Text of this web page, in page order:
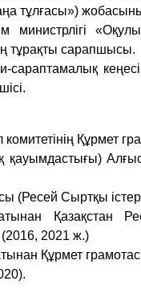
тұлғасы»)
тұрақты сарапшысы.
Құрмет
(Ресей Сыртқы
Қазақстан
(2016, 2021 ж.)
Құрмет